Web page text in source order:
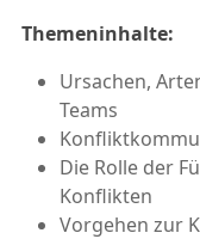
Themeninhalte:
Ursachen,
Teams
Die Rolle der
Konflikten
Vorgehen zur